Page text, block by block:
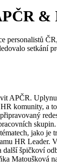
&
personalistů
setkání
APČR.
komunity, a
jako je
HR Leader.
další špičkoví
Matoušková